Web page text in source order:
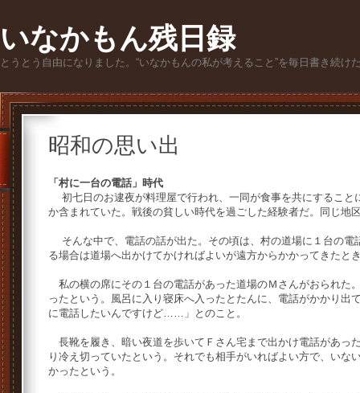
いなかもん残日録
とうとう自由になりました。“いなかもんの私が考えること”を毎日書き続け
昭和の思い出
「村に一台の電話」時代
初七日のお逮夜が料理屋で行われ、一同が食事を共にすること
か含まれていた。戦後の貧しい時代を過ごした経験者だ。同じ地
そんな中で、電話の話が出た。その頃は、村の道場に１台の電
る場合は道場へ出かけてかければよいが遠方からかかってきたと
私の横の席にその１台の電話があった道場のＭさんがおられた
ったという。風呂に入り寝床へ入ったとたんに、電話がかかり出
に電話したいんですけど……」とのこと。
長靴を履き、暗い夜道を歩いてＦさん宅まで出かけ電話があっ
り冷え切っていたという。それでも相手がいればよい方で、いな
かったという。